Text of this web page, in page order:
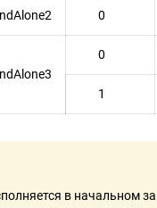
0
0
1
в начальном